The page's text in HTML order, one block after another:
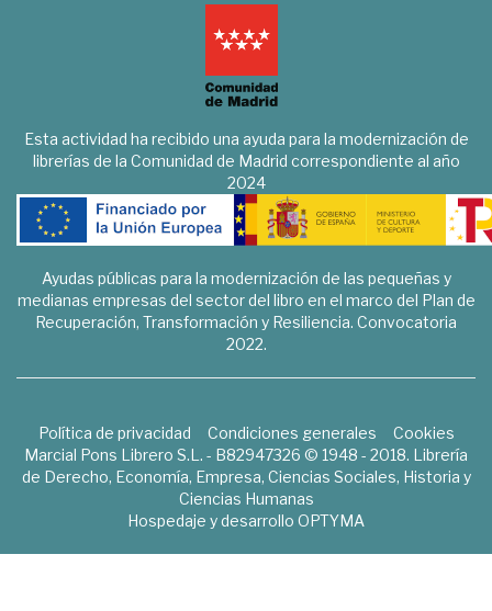
Esta actividad ha recibido una ayuda para la modernización de
librerías de la Comunidad de Madrid correspondiente al año
2024
Ayudas públicas para la modernización de las pequeñas y
medianas empresas del sector del libro en el marco del Plan de
Recuperación, Transformación y Resiliencia. Convocatoria
2022.
Política de privacidad Condiciones generales
Cookies
Marcial Pons Librero S.L. - B82947326 © 1948 - 2018. Librería
de Derecho, Economía, Empresa, Ciencias Sociales, Historia y
Ciencias Humanas
Hospedaje y desarrollo OPTYMA